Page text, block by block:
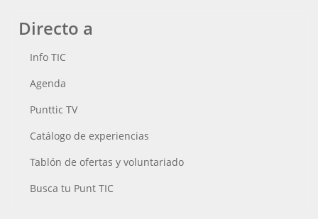
Directo a
Info TIC
Agenda
Punttic TV
Catálogo de experiencias
Tablón de ofertas y voluntariado
Busca tu Punt TIC